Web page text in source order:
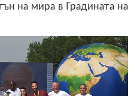
на мира в Градината на